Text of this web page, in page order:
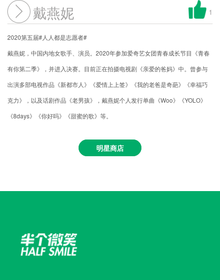
戴燕妮 1
2020第五届#人人都是志愿者#
戴燕妮，中国内地女歌手、演员。2020年参加爱奇艺女团青春成长节目《青春
有你第二季》，并进入决赛。目前正在拍摄电视剧《亲爱的爸妈》中。曾参与
出演多部电视作品《新都市人》《爱情上上签》《我的老爸是奇葩》《幸福巧
克力》，以及话剧作品《老男孩》，戴燕妮个人发行单曲《Woo》《YOLO》
《8days》《你好吗》《甜蜜的歌》等。
明星商店